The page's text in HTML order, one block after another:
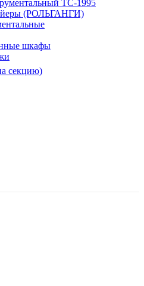
TC-1995
(РОЛЬГАНГИ)
шкафы
секцию)